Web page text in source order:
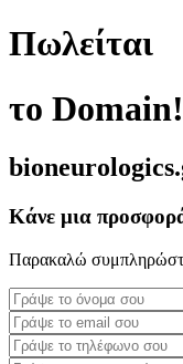
Πωλείται
το Domain!
Κάνε μια
Παρακαλώ